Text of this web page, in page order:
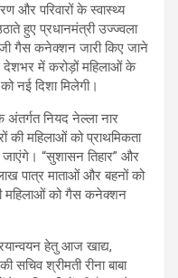
और परिवारों के स्वास्थ्य
हुए प्रधानमंत्री उज्ज्वला
गैस कनेक्शन जारी किए जाने
देशभर में करोड़ों महिलाओं के
नई दिशा मिलेगी।
अंतर्गत नियद नेल्ला नार
की महिलाओं को प्राथमिकता
“सुशासन तिहार” और
पात्र माताओं और बहनों को
महिलाओं को गैस कनेक्शन
हेतु आज खाद्य,
सचिव श्रीमती रीना बाबा